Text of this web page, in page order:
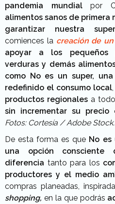
pandemia mundialpor
alimentos sanos de primera
garantizar nuestra
comiences la creación de
apoyar a los pequeños
verduras y demás
como No es un super,
redefinido el consumo local
productos regionales a
sin incrementar su
Fotos: Cortesía / Adobe Stock.
De esta forma es que No es
una opción consciente
diferencia tanto para los
productores y el medio
compras planeadas,
shopping, en la que podrás